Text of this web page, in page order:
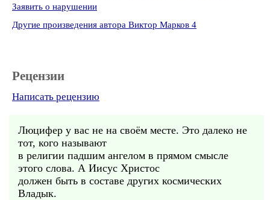
Заявить о нарушении
Другие произведения автора Виктор Марков 4
Рецензии
Написать рецензию
Люцифер у вас не на своём месте. Это далеко не
тот, кого называют
в религии падшим ангелом в прямом смысле
этого слова. А Иисус Христос
должен быть в составе других космических
Владык.